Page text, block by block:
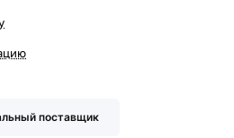
поставщик